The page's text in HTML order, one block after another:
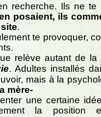
recherche. Ils ne te
posaient, ils
.
te provoquer,
relève autant de la
. Adultes installés
mais à la
mère-
une certaine
la position